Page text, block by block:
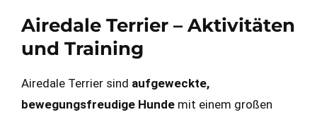
Airedale Terrier – Aktivitäten
und Training
Airedale Terrier sind aufgeweckte,
bewegungsfreudige Hunde mit einem großen